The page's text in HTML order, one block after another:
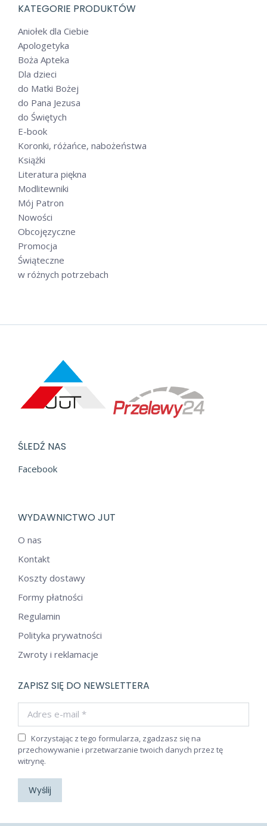
KATEGORIE PRODUKTÓW
Aniołek dla Ciebie
Apologetyka
Boża Apteka
Dla dzieci
do Matki Bożej
do Pana Jezusa
do Świętych
E-book
Koronki, różańce, nabożeństwa
Książki
Literatura piękna
Modlitewniki
Mój Patron
Nowości
Obcojęzyczne
Promocja
Świąteczne
w różnych potrzebach
ŚLEDŹ NAS
Facebook
WYDAWNICTWO JUT
O nas
Kontakt
Koszty dostawy
Formy płatności
Regulamin
Polityka prywatności
Zwroty i reklamacje
ZAPISZ SIĘ DO NEWSLETTERA
Korzystając z tego formularza, zgadzasz się na
przechowywanie i przetwarzanie twoich danych przez tę
witrynę.
Wyślij